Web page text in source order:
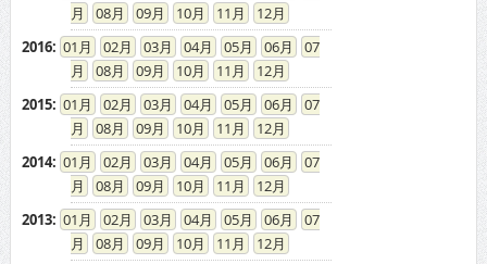
08
09 10 11
12
2016: 01 02 03 04 05 06
07
08
09 10 11
12
2015: 01 02 03 04 05 06
07
08
09 10 11
12
2014: 01 02 03 04 05 06
07
08
09 10 11
12
2013: 01 02 03 04 05 06
07
08
09 10 11
12